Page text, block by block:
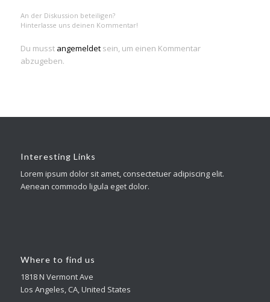
An der Diskussion beteiligen?
Hinterlasse uns deinen Kommentar!
Du musst angemeldetsein, um einen Kommentar
abzugeben.
Interesting Links
Lorem ipsum dolor sit amet, consectetuer adipiscing elit.
Aenean commodo ligula eget dolor.
Where to find us
1818 N Vermont Ave
Los Angeles, CA, United States